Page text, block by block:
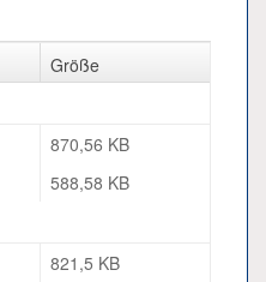
Größe
870,56 KB
588,58 KB
821,5 KB